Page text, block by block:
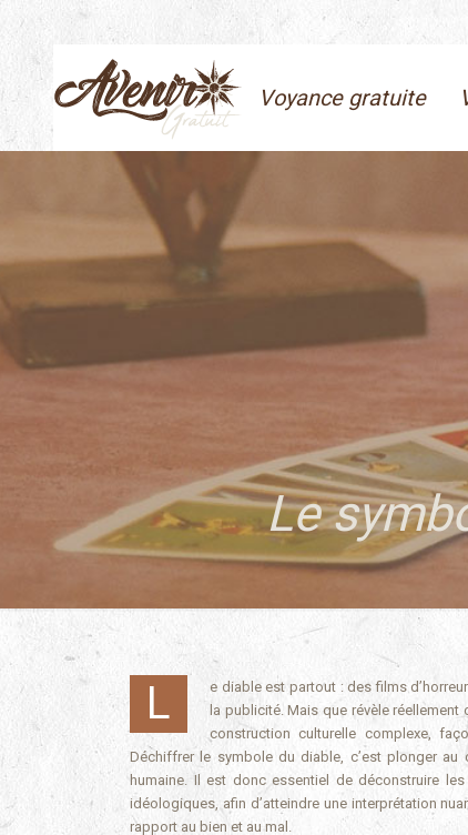
Voyance gratuite
Le
Le diable est partout : des films d’horreur aux pochettes d’albums de métal, en passant par des appropriations surprenantes dans
la publicité. Mais que révèle
construction culturelle complexe,
Déchiffrer le symbole du diable, c’est plonger
humaine. Il est donc essentiel de déconstruire
idéologiques, afin d’atteindre une interprétation
rapport au bien et au mal.